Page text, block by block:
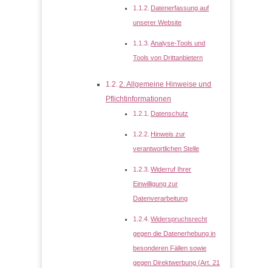
Datenerfassung auf
unserer Website
Analyse-Tools und
Tools von Drittanbietern
2. Allgemeine Hinweise und
Pflichtinformationen
Datenschutz
Hinweis zur
verantwortlichen Stelle
Widerruf Ihrer
Einwilligung zur
Datenverarbeitung
Widerspruchsrecht
gegen die Datenerhebung in
besonderen Fällen sowie
gegen Direktwerbung (Art. 21